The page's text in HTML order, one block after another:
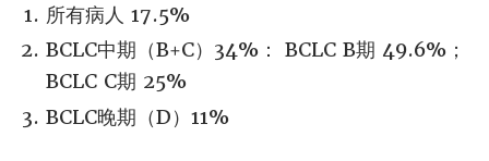
所有病人 17.5%
BCLC中期（B+C）34%： BCLC B期 49.6%；
BCLC C期 25%
BCLC晚期（D）11%